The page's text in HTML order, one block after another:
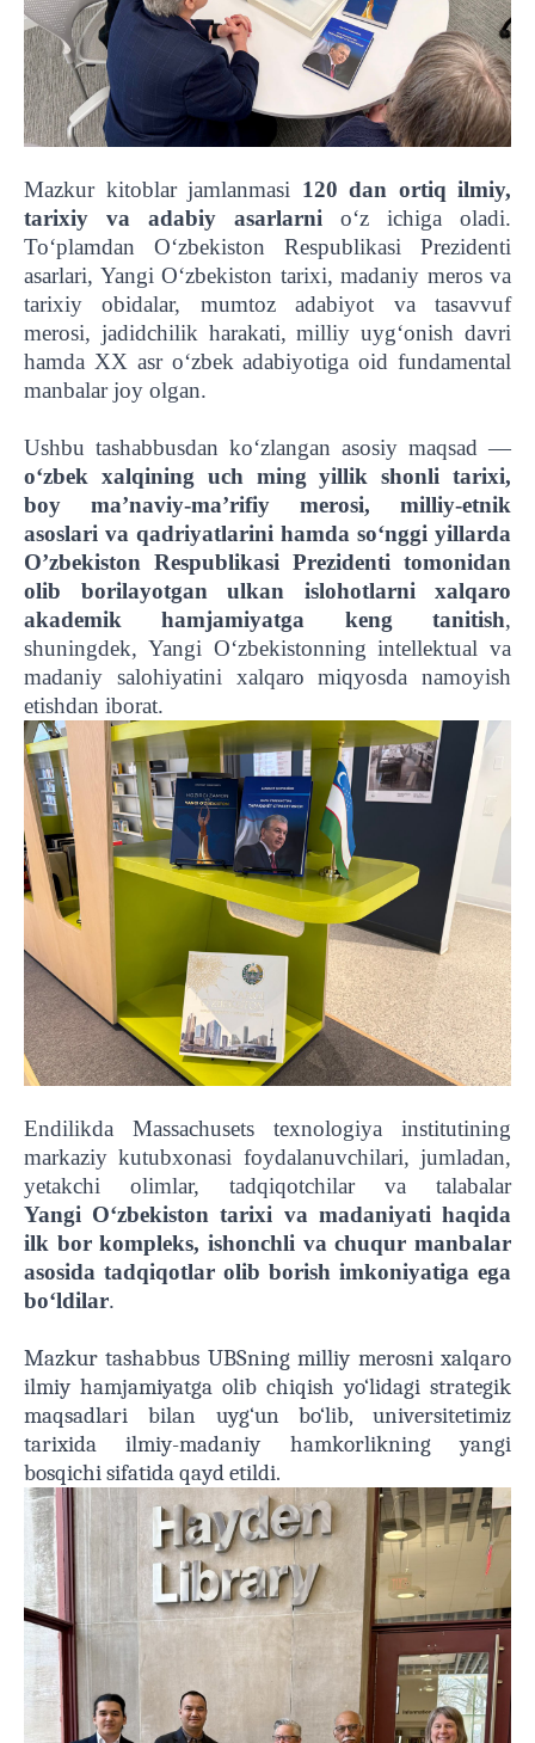
Mazkur kitoblar jamlanmasi 120 dan ortiq ilmiy,
tarixiy va adabiy asarlarni o‘z ichiga oladi.
To‘plamdan O‘zbekiston Respublikasi Prezidenti
asarlari, Yangi O‘zbekiston tarixi, madaniy meros va
tarixiy obidalar, mumtoz adabiyot va tasavvuf
merosi, jadidchilik harakati, milliy uyg‘onish davri
hamda XX asr o‘zbek adabiyotiga oid fundamental
manbalar joy olgan.
Ushbu tashabbusdan ko‘zlangan asosiy maqsad —
o‘zbek xalqining uch ming yillik shonli tarixi,
boy ma’naviy-ma’rifiy merosi, milliy-etnik
asoslari va qadriyatlarini hamda so‘nggi yillarda
O’zbekiston Respublikasi Prezidenti tomonidan
olib borilayotgan ulkan islohotlarni xalqaro
akademik hamjamiyatga keng tanitish,
shuningdek, Yangi O‘zbekistonning intellektual va
madaniy salohiyatini xalqaro miqyosda namoyish
etishdan iborat.
Endilikda Massachusets texnologiya institutining
markaziy kutubxonasi foydalanuvchilari, jumladan,
yetakchi olimlar, tadqiqotchilar va talabalar
Yangi O‘zbekiston tarixi va madaniyati haqida
ilk bor kompleks, ishonchli va chuqur manbalar
asosida tadqiqotlar olib borish imkoniyatiga ega
bo‘ldilar.
Mazkur tashabbus UBSning milliy merosni xalqaro
ilmiy hamjamiyatga olib chiqish yo‘lidagi strategik
maqsadlari bilan uyg‘un bo‘lib, universitetimiz
tarixida ilmiy-madaniy hamkorlikning yangi
bosqichi sifatida qayd etildi.